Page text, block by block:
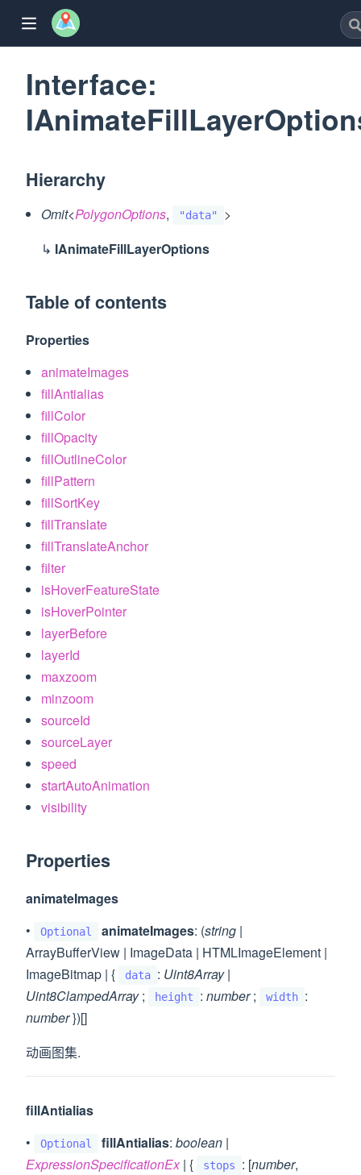
Interface:
Hierarchy
Omit<PolygonOptions, "data"
>
↳ IAnimateFillLayerOptions
Table of contents
Properties
animateImages
fillAntialias
fillColor
fillOpacity
fillOutlineColor
fillPattern
fillSortKey
fillTranslate
fillTranslateAnchor
filter
isHoverFeatureState
isHoverPointer
layerBefore
layerId
maxzoom
minzoom
sourceId
sourceLayer
speed
startAutoAnimation
visibility
Properties
animateImages
•
Optional animateImages: (string |
ArrayBufferView | ImageData | HTMLImageElement |
ImageBitmap | {
data : Uint8Array|
Uint8ClampedArray; height : number; width :
number})[]
动画图集.
fillAntialias
•
Optional fillAntialias: boolean |
ExpressionSpecificationEx| { stops : [number,